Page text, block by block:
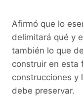
Afirmó que lo
delimitará qué y
también lo que
construir en esta
construcciones y
debe preservar.